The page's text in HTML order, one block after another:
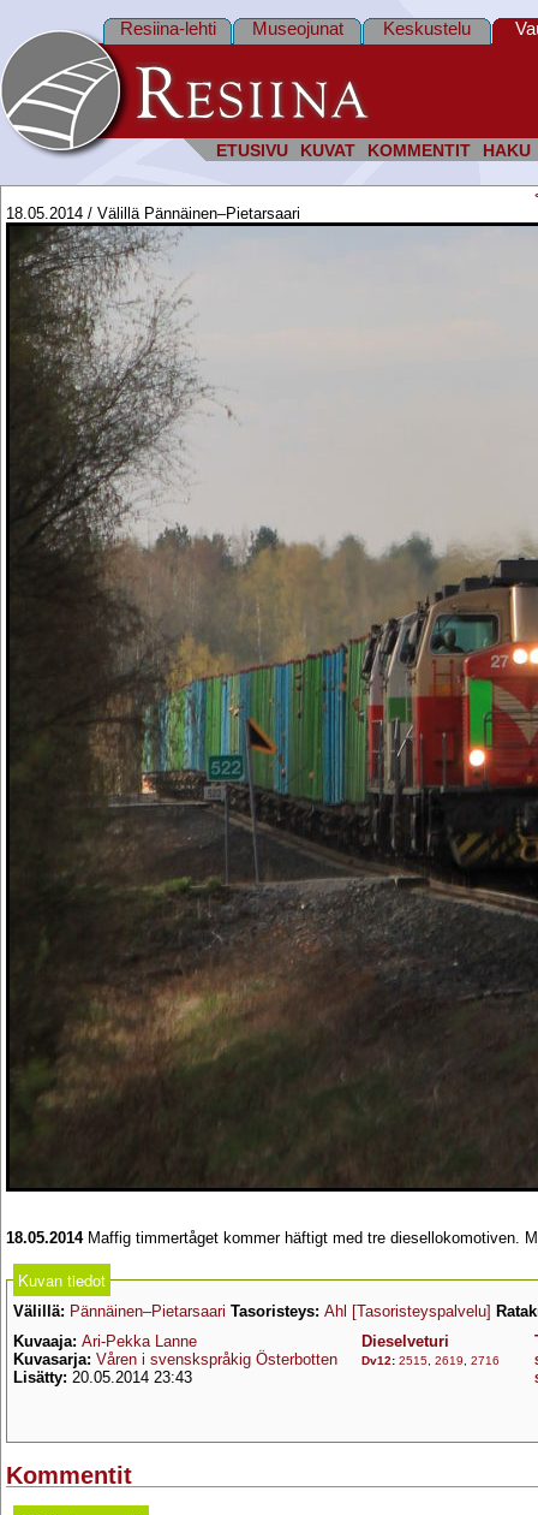
ETUSIVU KUVAT KOMMENTIT HAKU
Resiina-lehti Museojunat Keskustelu
18.05.2014 / Välillä Pännäinen–Pietarsaari
18.05.2014Maffig timmertåget kommer häftigt med tre diesellokomotiven.
Kuvan tiedot
Välillä: Pännäinen–Pietarsaari Tasoristeys: Ahl [Tasoristeyspalvelu]
Kuvaaja: Ari-Pekka Lanne
Kuvasarja: Våren i svenskspråkig Österbotten
Lisätty: 20.05.2014 23:43
Dieselveturi
Dv12: 2515 2619 2716
Kommentit